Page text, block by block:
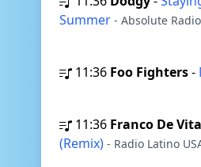
Summer - Absolute Radio
11:36 Foo Fighters-
11:36 Franco De Vita
(Remix) - Radio Latino